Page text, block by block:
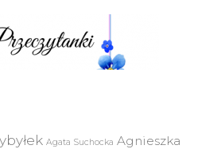
Agata Suchocka Agnieszka